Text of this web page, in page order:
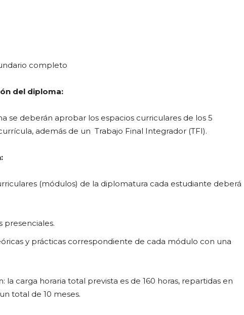
completo
del diploma:
se deberán aprobar los espacios curriculares de los 5
además de un Trabajo Final Integrador (TFI).
(módulos) de la diplomatura cada estudiante deberá
presenciales.
y prácticas correspondiente de cada módulo con una
la carga horaria total prevista es de 160 horas, repartidas en
total de 10 meses.